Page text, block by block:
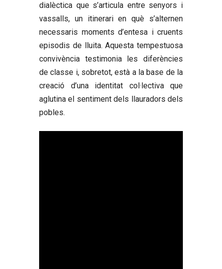
dialèctica que s’articula entre senyors i
vassalls, un itinerari en què s’alternen
necessaris moments d’entesa i cruents
episodis de lluita. Aquesta tempestuosa
convivència testimonia les diferències
de classe i, sobretot, està a la base de la
creació d’una identitat col·lectiva que
aglutina el sentiment dels llauradors dels
pobles.